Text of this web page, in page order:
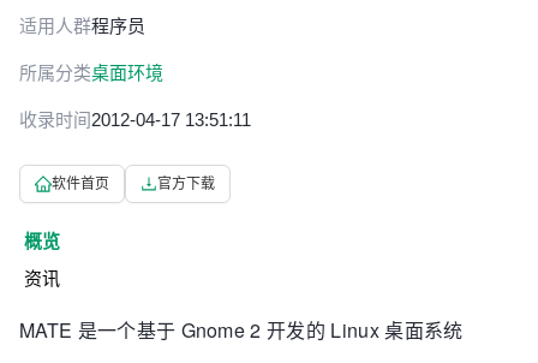
适用人群程序员
所属分类桌面环境
收录时间2012-04-17 13:51:11
软件首页 官方下载
概览
资讯
MATE 是一个基于 Gnome 2 开发的 Linux 桌面系统